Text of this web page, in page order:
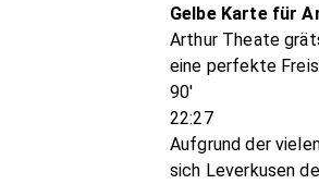
Gelbe Karte für
Arthur Theate
eine perfekte
90'
22:27
Aufgrund der
sich Leverkusen